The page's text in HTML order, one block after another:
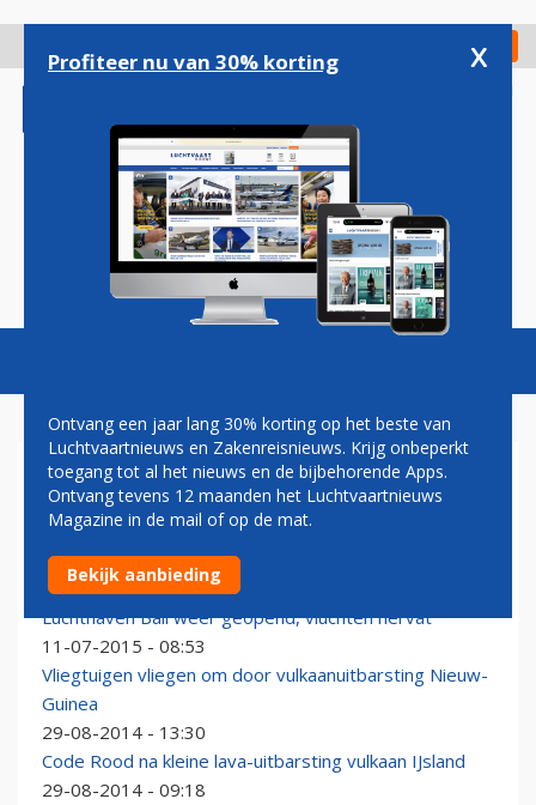
gaan
Check in
Magazine Podcasts Vacatures
VULKAANAS
Luchthaven Bali tijdelijk gesloten om vulkaanas
12-07-2015 - 07:30
Luchthaven Bali weer geopend, vluchten hervat
11-07-2015 - 08:53
Vliegtuigen vliegen om door vulkaanuitbarsting Nieuw-
Guinea
29-08-2014 - 13:30
Code Rood na kleine lava-uitbarsting vulkaan IJsland
29-08-2014 - 09:18
Profiteer nu van 30% korting x
Ontvang een jaar lang 30% korting op het beste van
Luchtvaartnieuws en Zakenreisnieuws. Krijg onbeperkt
toegang tot al het nieuws en de bijbehorende Apps.
Ontvang tevens 12 maanden het Luchtvaartnieuws
Magazine in de mail of op de mat.
Bekijk aanbieding